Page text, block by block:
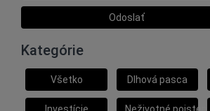
Odoslať
Kategórie
Všetko Dlhová pasca